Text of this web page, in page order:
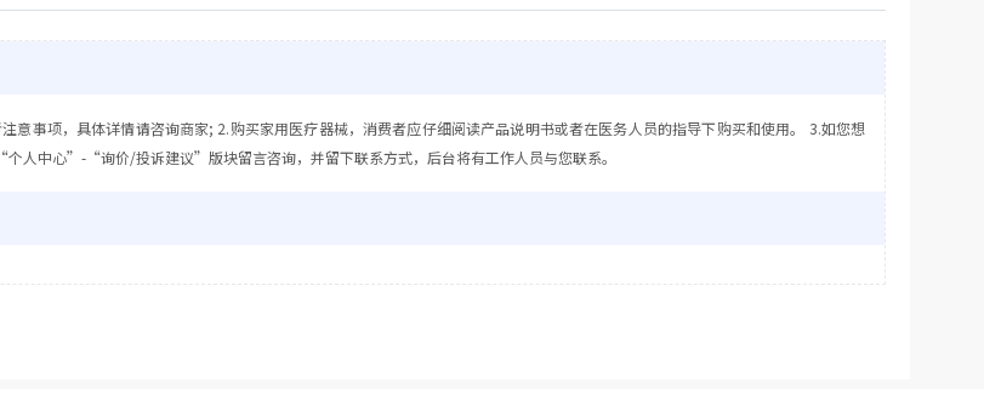
意事项，具体详情请咨询商家; 2.购买家用医疗器械，消费者应仔细阅读产品说明书或者在医务人员的指导下购买和使用。 3.如您想
人中心”-“询价/投诉建议”版块留言咨询，并留下联系方式，后台将有工作人员与您联系。